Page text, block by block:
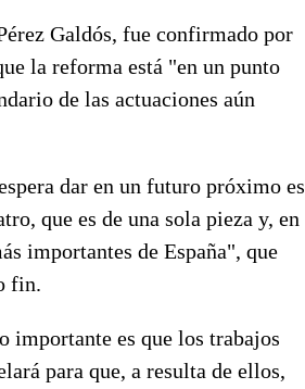
Galdós, fue confirmado por
la reforma está "en un punto
de las actuaciones aún
dar en un futuro próximo es
que es de una sola pieza y, en
importantes de España", que
fin.
importante es que los trabajos
para que, a resulta de ellos,